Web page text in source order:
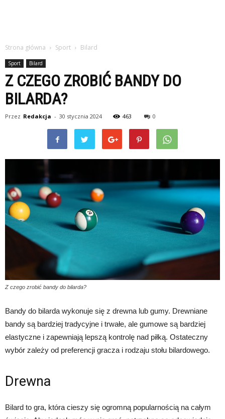
Strona główna Sport Bilard
Sport Bilard
Z CZEGO ZROBIĆ BANDY DO
BILARDA?
Przez Redakcja - 30 stycznia 2024 463 0
Z czego zrobić bandy do bilarda?
Bandy do bilarda wykonuje się z drewna lub gumy. Drewniane
bandy są bardziej tradycyjne i trwałe, ale gumowe są bardziej
elastyczne i zapewniają lepszą kontrolę nad piłką. Ostateczny
wybór zależy od preferencji gracza i rodzaju stołu bilardowego.
Drewna
Bilard to gra, która cieszy się ogromną popularnością na całym